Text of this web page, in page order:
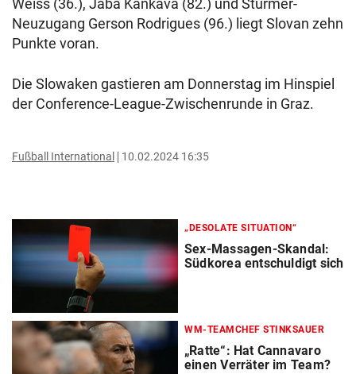
Weiss (36.), Jaba Kankava (82.) und Stürmer-
Neuzugang Gerson Rodrigues (96.) liegt Slovan zehn
Punkte voran.
Die Slowaken gastieren am Donnerstag im Hinspiel
der Conference-League-Zwischenrunde in Graz.
Fußball International 10.02.2024 16:35
„DESOLATE SITUATION“
Sex-Massagen-Skandal:
Südkorea entschuldigt sich
WM-TEAMCHEF STINKSAUER
„Ratte“: Hat Cannavaro
einen Verräter im Team?